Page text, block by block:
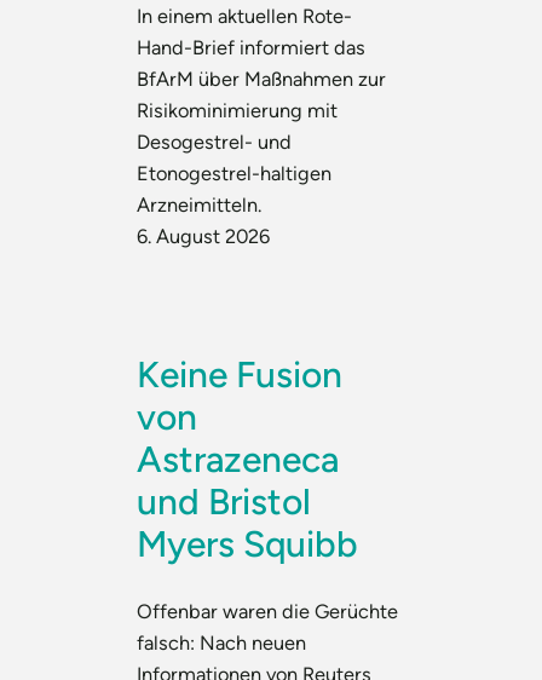
In einem aktuellen Rote-
Hand-Brief informiert das
BfArM über Maßnahmen zur
Risikominimierung mit
Desogestrel- und
Etonogestrel-haltigen
Arzneimitteln.
6. August 2026
Keine Fusion
von
Astrazeneca
und Bristol
Myers Squibb
Offenbar waren die Gerüchte
falsch: Nach neuen
Informationen von Reuters